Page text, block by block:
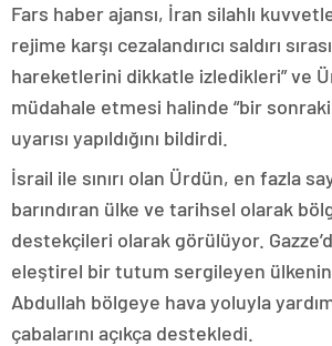
Fars haber ajansı, İran silahlı
rejime karşı cezalandırıcı saldırı
hareketlerini dikkatle izledikleri” ve
müdahale etmesi halinde “bir sonraki
uyarısı yapıldığını bildirdi.
İsrail ile sınırı olan Ürdün, en fazla
barındıran ülke ve tarihsel olarak
destekçileri olarak görülüyor.
eleştirel bir tutum sergileyen
Abdullah bölgeye hava yoluyla yardım
çabalarını açıkça destekledi.